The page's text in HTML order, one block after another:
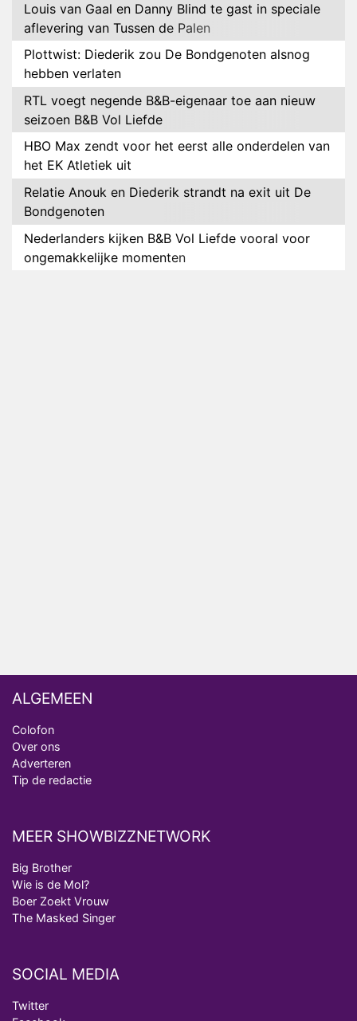
Louis van Gaal en Danny Blind te gast in speciale
aflevering van Tussen de Palen
Plottwist: Diederik zou De Bondgenoten alsnog
hebben verlaten
RTL voegt negende B&B-eigenaar toe aan nieuw
seizoen B&B Vol Liefde
HBO Max zendt voor het eerst alle onderdelen van
het EK Atletiek uit
Relatie Anouk en Diederik strandt na exit uit De
Bondgenoten
Nederlanders kijken B&B Vol Liefde vooral voor
ongemakkelijke momenten
ALGEMEEN
Colofon
Over ons
Adverteren
Tip de redactie
MEER SHOWBIZZNETWORK
Big Brother
Wie is de Mol?
Boer Zoekt Vrouw
The Masked Singer
SOCIAL MEDIA
Twitter